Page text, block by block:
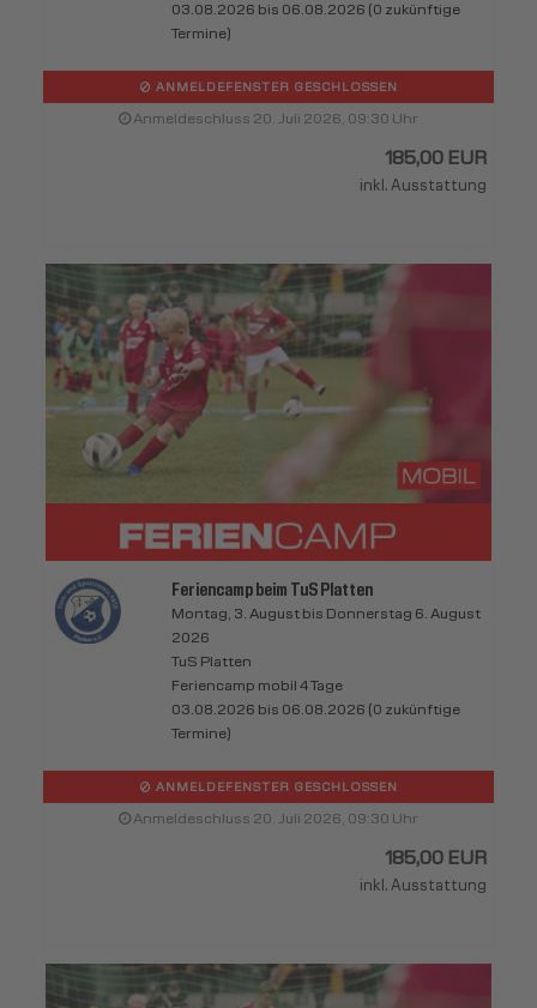
03.08.2026 bis 06.08.2026 (0 zukünftige
Termine)
ANMELDEFENSTER GESCHLOSSEN
Anmeldeschluss 20. Juli 2026, 09:30 Uhr
185,00 EUR
inkl. Ausstattung
Feriencamp beim TuS Platten
Montag, 3. August bis Donnerstag 6. August
2026
TuS Platten
Feriencamp mobil 4 Tage
03.08.2026 bis 06.08.2026 (0 zukünftige
Termine)
ANMELDEFENSTER GESCHLOSSEN
Anmeldeschluss 20. Juli 2026, 09:30 Uhr
185,00 EUR
inkl. Ausstattung